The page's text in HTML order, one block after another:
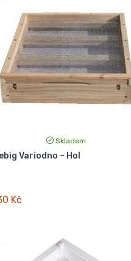
Skladem
Variodno – Hol
Kč